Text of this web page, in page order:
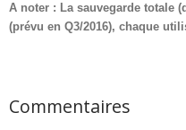
A noter : La sauvegarde totale
(prévu en Q3/2016), chaque
Commentaires